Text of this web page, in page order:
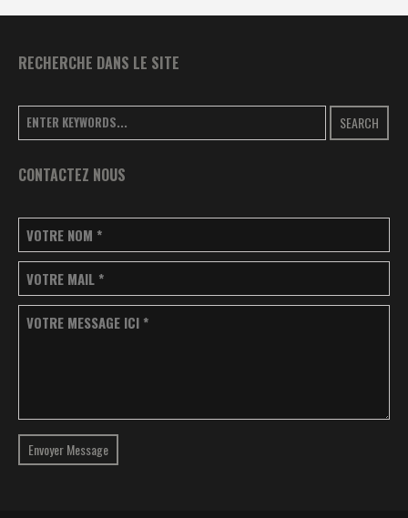
RECHERCHE DANS LE SITE
SEARCH
CONTACTEZ NOUS
VOTRE NOM *
VOTRE MAIL *
VOTRE MESSAGE ICI *
Envoyer Message